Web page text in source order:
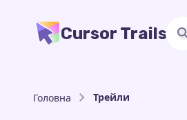
Cursor Trails
Головна Трейли